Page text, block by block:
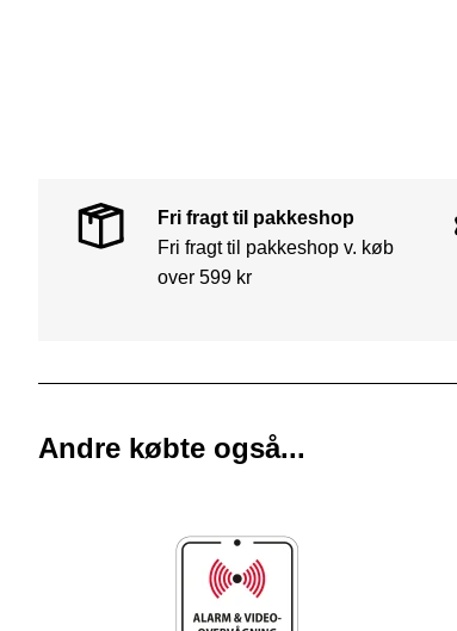
Fri fragt til pakkeshop
Fri fragt til pakkeshop v. køb
over 599 kr
Andre købte også...